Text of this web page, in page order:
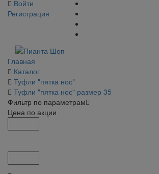
Войти
Регистрация
Главная
Каталог
Туфли "пятка нос"
Туфли "пятка нос" размер 35
Фильтр по параметрам
Цена по акции